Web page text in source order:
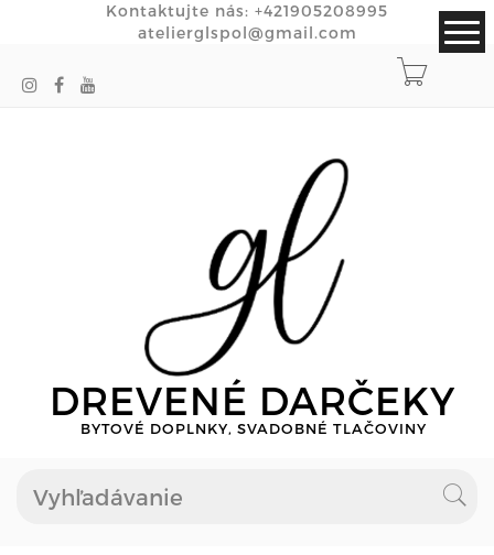
Kontaktujte nás: +421905208995
atelierglspol@gmail.com
DREVENÉ DARČEKY
BYTOVÉ DOPLNKY, SVADOBNÉ TLAČOVINY